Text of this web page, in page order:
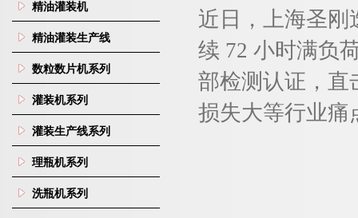
精油灌装机
精油灌装生产线
数粒数片机系列
灌装机系列
灌装生产线系列
理瓶机系列
洗瓶机系列
近日，上海圣刚
续 72 小时满负
部检测认证，直
损失大等行业痛